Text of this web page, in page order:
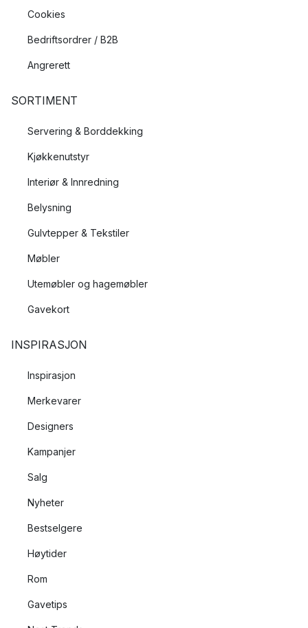
Cookies
Bedriftsordrer / B2B
Angrerett
SORTIMENT
Servering & Borddekking
Kjøkkenutstyr
Interiør & Innredning
Belysning
Gulvtepper & Tekstiler
Møbler
Utemøbler og hagemøbler
Gavekort
INSPIRASJON
Inspirasjon
Merkevarer
Designers
Kampanjer
Salg
Nyheter
Bestselgere
Høytider
Rom
Gavetips